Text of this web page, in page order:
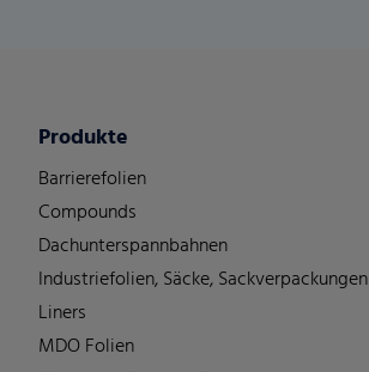
Produkte
Barrierefolien
Compounds
Dachunterspannbahnen
Industriefolien, Säcke, Sackverpackungen
Liners
MDO Folien